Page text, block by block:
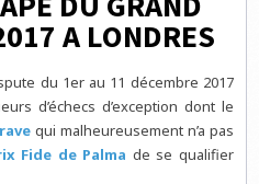
A LONDRES
du 1er au 11 décembre 2017
d’échecs d’exception dont le
qui malheureusement n’a pas
Fide de Palma de se qualifier